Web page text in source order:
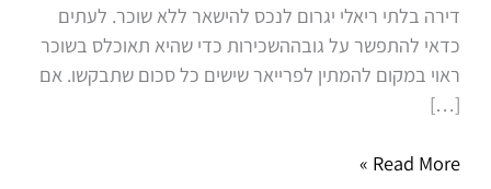
דירה בלתי ריאלי יגרום לנכס להישאר ללא שוכר. לעתים
כדאי להתפשר על גובההשכירות כדי שהיא תאוכלס בשוכר
ראוי במקום להמתין לפרייאר שישים כל סכום שתבקשו. אם
[…]
Read More »